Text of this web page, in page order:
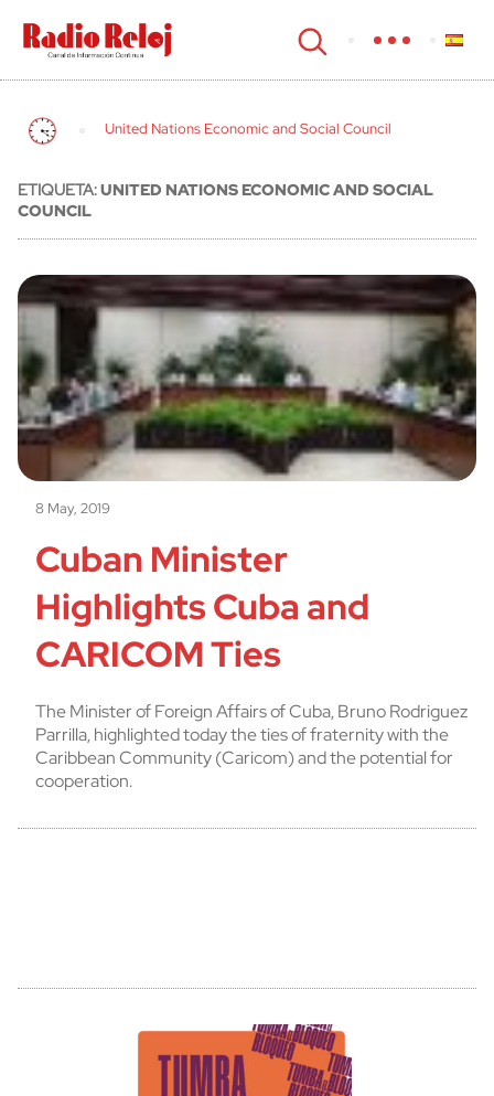
cerrar
United Nations Economic and Social Council
ETIQUETA:UNITED NATIONS ECONOMIC AND SOCIAL
COUNCIL
8 May, 2019
Cuban Minister
Highlights Cuba and
CARICOM Ties
The Minister of Foreign Affairs of Cuba, Bruno Rodriguez
Parrilla, highlighted today the ties of fraternity with the
Caribbean Community (Caricom) and the potential for
cooperation.